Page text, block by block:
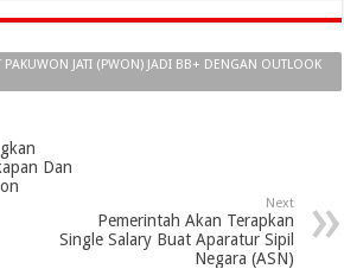
PAKUWON JATI (PWON) JADI BB+ DENGAN OUTLOOK
Dan
Next
Pemerintah Akan Terapkan
Single Salary Buat Aparatur Sipil
Negara (ASN)